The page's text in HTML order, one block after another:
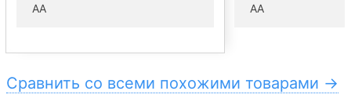
АА АА
Сравнить со всеми похожими товарами →